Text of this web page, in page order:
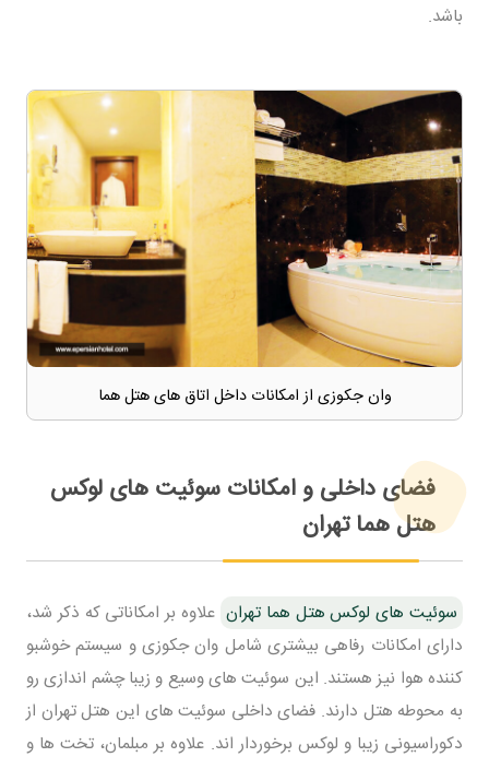
باشد.
وان جکوزی از امکانات داخل اتاق های هتل هما
فضای داخلی و امکانات سوئیت های لوکس
هتل هما تهران
سوئیت های لوکس هتل هما تهران علاوه بر امکاناتی که ذکر شد،
دارای امکانات رفاهی بیشتری شامل وان جکوزی و سیستم خوشبو
کننده هوا نیز هستند. این سوئیت های وسیع و زیبا چشم اندازی رو
به محوطه هتل دارند. فضای داخلی سوئیت های این هتل تهران از
دکوراسیونی زیبا و لوکس برخوردار اند. علاوه بر مبلمان، تخت ها و